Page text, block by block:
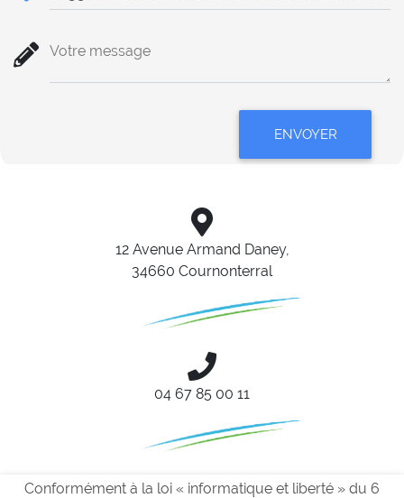
Votre message
ENVOYER
12 Avenue Armand Daney,
34660 Cournonterral
04 67 85 00 11
Conformément à la loi « informatique et liberté » du 6